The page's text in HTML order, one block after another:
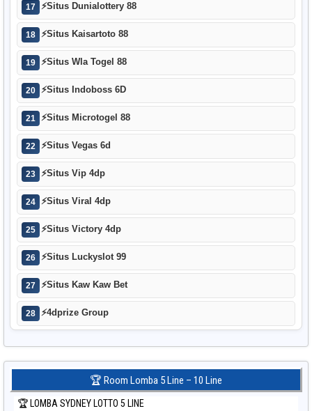
17 ⚡Situs Dunialottery 88
18 ⚡Situs Kaisartoto 88
19 ⚡Situs Wla Togel 88
20 ⚡Situs Indoboss 6D
21 ⚡Situs Microtogel 88
22 ⚡Situs Vegas 6d
23 ⚡Situs Vip 4dp
24 ⚡Situs Viral 4dp
25 ⚡Situs Victory 4dp
26 ⚡Situs Luckyslot 99
27 ⚡Situs Kaw Kaw Bet
28 ⚡4dprize Group
🏆 Room Lomba 5 Line – 10 Line
🏆 LOMBA SYDNEY LOTTO 5 LINE